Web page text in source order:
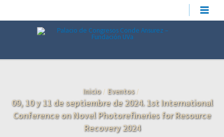
MAIN
Inicio Eventos
09, 10 y 11 de septiembre de 2024. 1st International
Conference on Novel Photorefineries for Resource
Recovery 2024